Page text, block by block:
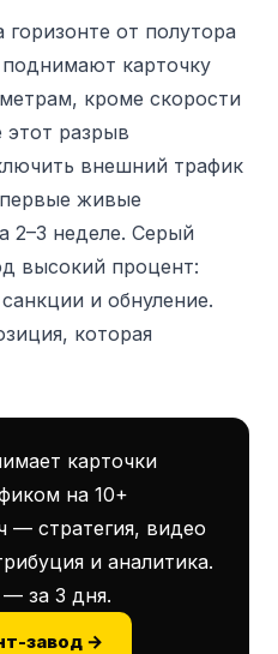
от полутора
карточку
кроме скорости
этот разрыв
внешний трафик
живые
2–3 неделе. Серый
высокий процент:
и обнуление.
которая
карточки
на 10+
— стратегия, видео
и аналитика.
за 3 дня.
завод →